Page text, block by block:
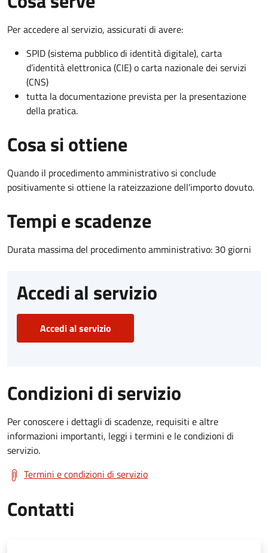
Per accedere al servizio, assicurati di avere:
SPID (sistema pubblico di identità digitale), carta
d’identità elettronica (CIE) o carta nazionale dei servizi
(CNS)
tutta la documentazione prevista per la presentazione
della pratica.
Cosa si ottiene
Quando il procedimento amministrativo si conclude
positivamente si ottiene la rateizzazione dell'importo dovuto.
Tempi e scadenze
Durata massima del procedimento amministrativo: 30 giorni
Accedi al servizio
Accedi al servizio
Condizioni di servizio
Per conoscere i dettagli di scadenze, requisiti e altre
informazioni importanti, leggi i termini e le condizioni di
servizio.
Termini e condizioni di servizio
Contatti